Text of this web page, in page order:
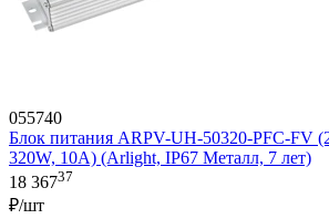
055740
Блок питания ARPV-UH-50320-PFC-FV
320W, 10A) (Arlight, IP67 Металл, 7 лет)
18 36737
₽/шт